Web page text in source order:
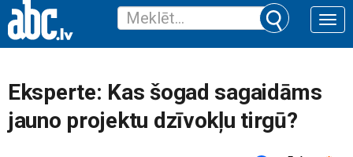
Toggle
Eksperte: Kas šogad sagaidāms
jauno projektu dzīvokļu tirgū?